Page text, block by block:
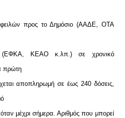
προς το Δημόσιο (ΑΑΔΕ, ΟΤΑ
(ΕΦΚΑ, ΚΕΑΟ κ.λπ.) σε χρονικό
πρώτη
αποπληρωμή σε έως 240 δόσεις,
μέχρι σήμερα. Αριθμός που μπορεί